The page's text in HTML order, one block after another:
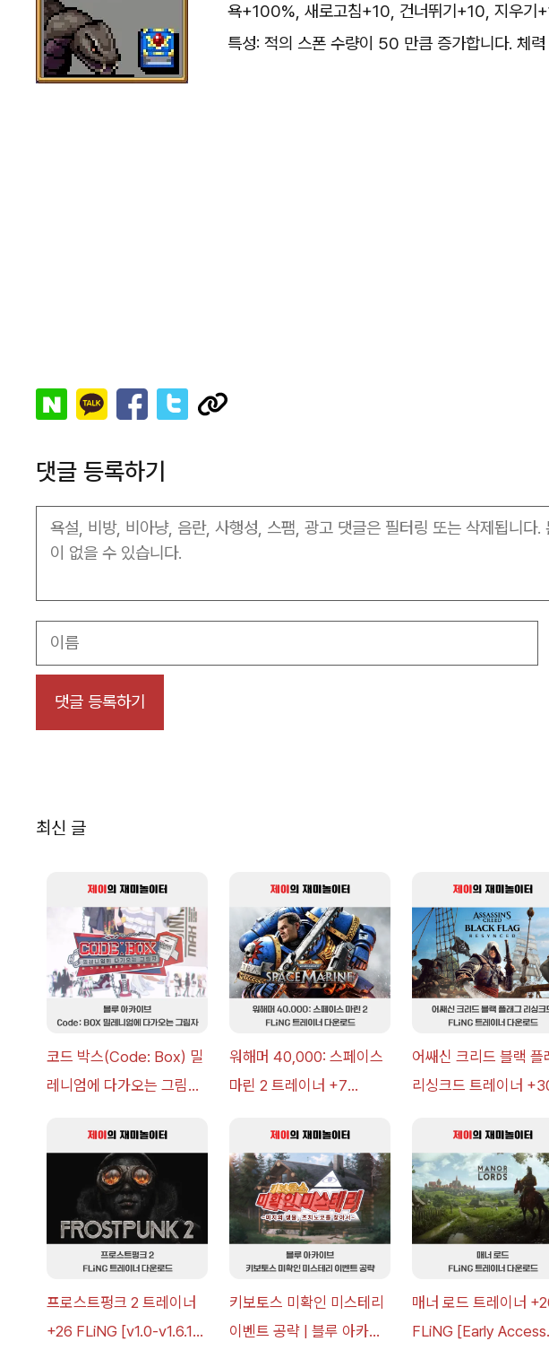
욕+100%, 새로고침+10, 건너뛰기+10, 지우기
특성: 적의 스폰 수량이 50 만큼 증가합니다. 체
댓글 등록하기
름
최신 글
코드 박스(Code: Box) 밀
레니엄에 다가오는 그림자
아카이브
워해머 40,000: 스페이스
마린 2 트레이너 +7
어쌔신 크리드 블랙 플
리싱크드 트레이너
프로스트펑크 2 트레이너
+26 FLiNG [v1.0-v1.6.1+]
키보토스 미확인 미스테리
이벤트 공략 | 블루 아카이
매너 로드 트레이너
FLiNG [Early Access